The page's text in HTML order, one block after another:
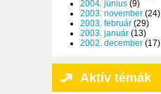
2004. június (9)
2003. november (24)
2003. február (29)
2003. január (13)
2002. december (17)
Aktív témák